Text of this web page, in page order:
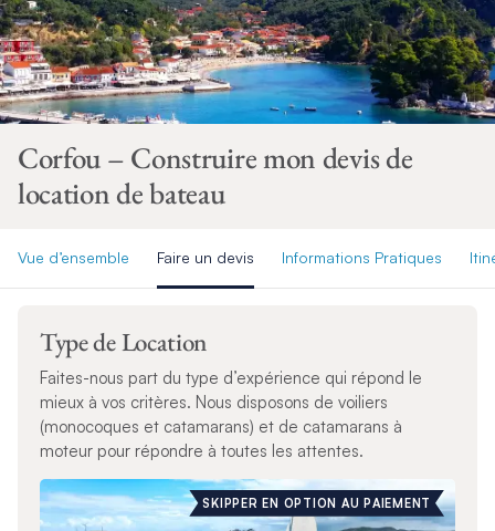
Corfou – Construire mon devis de
location de bateau
Vue d’ensemble Faire un devis Informations Pratiques
Type de Location
Faites-nous part du type d’expérience qui répond le
mieux à vos critères. Nous disposons de voiliers
(monocoques et catamarans) et de catamarans à
moteur pour répondre à toutes les attentes.
SKIPPER EN OPTION AU PAIEMENT